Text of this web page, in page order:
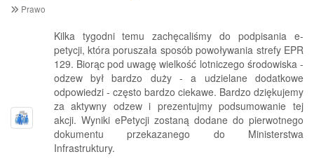
Prawo
Kilka tygodni temu zachęcaliśmy do podpisania e-
petycji, która poruszała sposób powoływania strefy EPR
129. Biorąc pod uwagę wielkość lotniczego środowiska -
odzew był bardzo duży - a udzielane dodatkowe
odpowiedzi - często bardzo ciekawe. Bardzo dziękujemy
za aktywny odzew i prezentujmy podsumowanie tej
akcji. Wyniki ePetycji zostaną dodane do pierwotnego
dokumentu przekazanego do Ministerstwa
Infrastruktury.